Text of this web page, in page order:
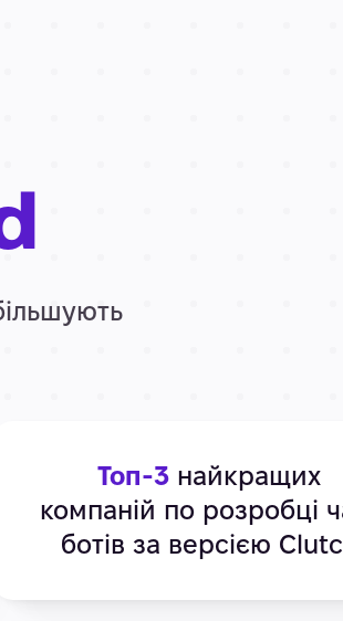
Топ-3 найкращих
компаній по розробці
ботів за версією